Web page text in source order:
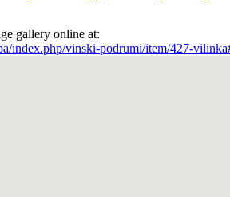
gallery online at:
index.php/vinski-podrumi/item/427-